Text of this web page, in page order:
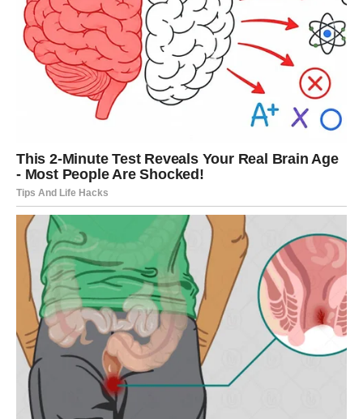
One vam pokazuju da ste spremni za više.
Spremni za uspjeh.
Spremni za obilje.
Zato ne dozvolite da vas strah zaustavi kada se pred
vama pojavi prilika koja djeluje prevelika.
Jer upravo ta prilika mogla bi biti početak bogatstva kakvo
niste ni zamišljali.
A zvijezde jasno poručuju – razlog zašto se sve ovo
događa baš vama jeste činjenica da ste svojom
hrabrošću, optimizmom konačno zaslužili da vam život
vrati više nego što ste ikada očekivali.